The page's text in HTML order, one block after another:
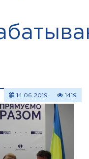
14.06.2019 1419